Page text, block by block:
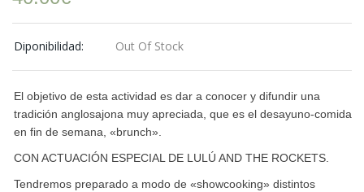
Diponibilidad: Out Of Stock
El objetivo de esta actividad es dar a conocer y difundir una
tradición anglosajona muy apreciada, que es el desayuno-comida
en fin de semana, «brunch».
CON ACTUACIÓN ESPECIAL DE LULÚ AND THE ROCKETS.
Tendremos preparado a modo de «showcooking» distintos